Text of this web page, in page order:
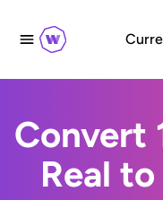
Convert
Real